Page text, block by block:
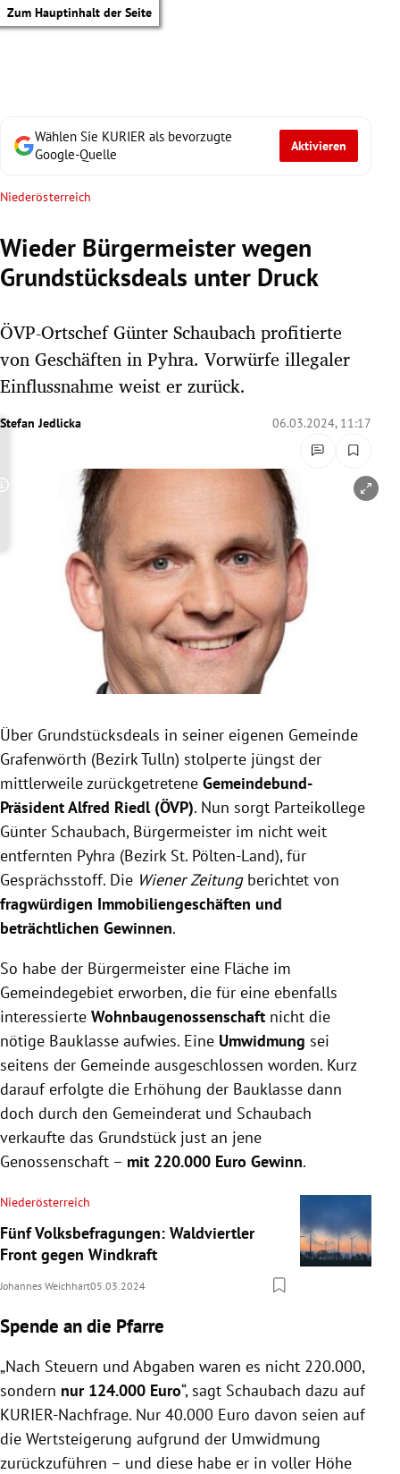
Zum Hauptinhalt der Seite
Untermenü
Untermenü
Untermenü
Untermenü
Untermenü
Untermenü
Untermenü
Wählen Sie KURIER als bevorzugte
Google-Quelle
Aktivieren
Niederösterreich
Wieder Bürgermeister wegen
Grundstücksdeals unter Druck
ÖVP-Ortschef Günter Schaubach profitierte
von Geschäften in Pyhra. Vorwürfe illegaler
Einflussnahme weist er zurück.
Stefan Jedlicka 06.03.2024, 11:17
Copyright-Hinweis öffnen/schließen
Über Grundstücksdeals in seiner eigenen Gemeinde
Grafenwörth (Bezirk Tulln) stolperte jüngst der
mittlerweile zurückgetretene Gemeindebund-
Präsident Alfred Riedl (ÖVP). Nun sorgt Parteikollege
Günter Schaubach, Bürgermeister im nicht weit
entfernten Pyhra (Bezirk St. Pölten-Land), für
Gesprächsstoff. Die Wiener Zeitungberichtet von
fragwürdigen Immobiliengeschäften und
beträchtlichen Gewinnen.
So habe der Bürgermeister eine Fläche im
Gemeindegebiet erworben, die für eine ebenfalls
interessierte Wohnbaugenossenschaft nicht die
nötige Bauklasse aufwies. Eine Umwidmung sei
seitens der Gemeinde ausgeschlossen worden. Kurz
darauf erfolgte die Erhöhung der Bauklasse dann
doch durch den Gemeinderat und Schaubach
verkaufte das Grundstück just an jene
Genossenschaft – mit 220.000 Euro Gewinn.
Niederösterreich
Fünf Volksbefragungen: Waldviertler
Front gegen Windkraft
Johannes Weichhart05.03.2024
Spende an die Pfarre
„Nach Steuern und Abgaben waren es nicht 220.000,
sondern nur 124.000 Euro“, sagt Schaubach dazu auf
KURIER-Nachfrage. Nur 40.000 Euro davon seien auf
die Wertsteigerung aufgrund der Umwidmung
zurückzuführen – und diese habe er in voller Höhe